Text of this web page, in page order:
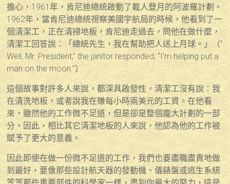
擔心，1961年，肯尼迪總統啟動了載人登月的阿波羅計劃。
1962年，當肯尼迪總統視察美國宇航局的時候，他看到了一
個清潔工，正在清掃地板，肯尼迪走過去，問他在做什麼，
清潔工回答說：「總統先生，我在幫助把人送上月球。」（”
Well, Mr. President,” the janitor responded, “I’m helping put a
man on the moon.”）
這個故事對許多人來說，都深具啟發性，清潔工沒有說：我
在清洗地板，或者說我在賺每小時兩美元的工資。在他看
來，雖然他的工作微不足道，但是卻是整個龐大計劃的一部
分。因此，相比其它清潔地板的人來說，他認為他的工作被
賦予了更大的意義。
因此即使在做一份微不足道的工作，我們也要盡職盡責地做
到最好，要像那些設計航天器的發動機、儀錶盤或逃生系統